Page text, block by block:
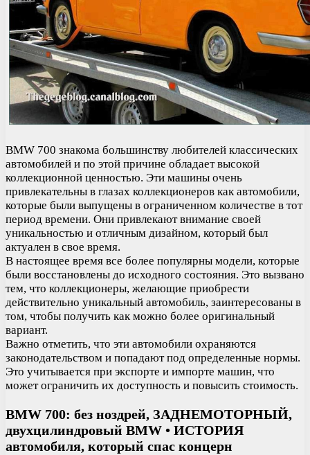
BMW 700 знакома большинству любителей классических
автомобилей и по этой причине обладает высокой
коллекционной ценностью. Эти машины очень
привлекательны в глазах коллекционеров как автомобили,
которые были выпущены в ограниченном количестве в тот
период времени. Они привлекают внимание своей
уникальностью и отличным дизайном, который был
актуален в свое время.
В настоящее время все более популярны модели, которые
были восстановлены до исходного состояния. Это вызвано
тем, что коллекционеры, желающие приобрести
действительно уникальный автомобиль, заинтересованы в
том, чтобы получить как можно более оригинальный
вариант.
Важно отметить, что эти автомобили охраняются
законодательством и попадают под определенные нормы.
Это учитывается при экспорте и импорте машин, что
может ограничить их доступность и повысить стоимость.
BMW 700: без ноздрей, ЗАДНЕМОТОРНЫЙ,
двухцилиндровый BMW • ИСТОРИЯ
автомобиля, который спас концерн